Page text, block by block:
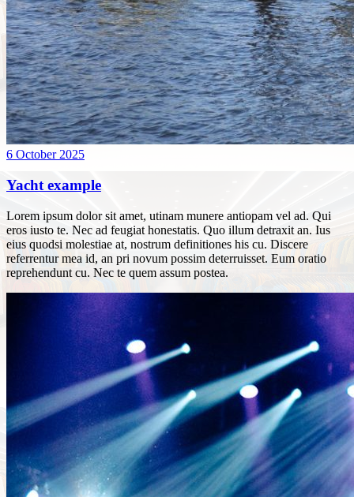
6 October 2025
Yacht example
Lorem ipsum dolor sit amet, utinam munere antiopam vel ad. Qui
eros iusto te. Nec ad feugiat honestatis. Quo illum detraxit an. Ius
eius quodsi molestiae at, nostrum definitiones his cu. Discere
referrentur mea id, an pri novum possim deterruisset. Eum oratio
reprehendunt cu. Nec te quem assum postea.